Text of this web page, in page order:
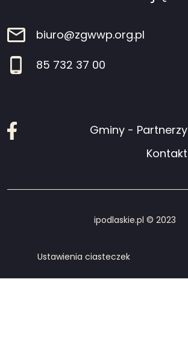
biuro@zgwwp.org.pl
85 732 37 00
Facebook
Gminy - Partnerzy
Kontakt
ipodlaskie.pl © 2023
Ustawienia ciasteczek